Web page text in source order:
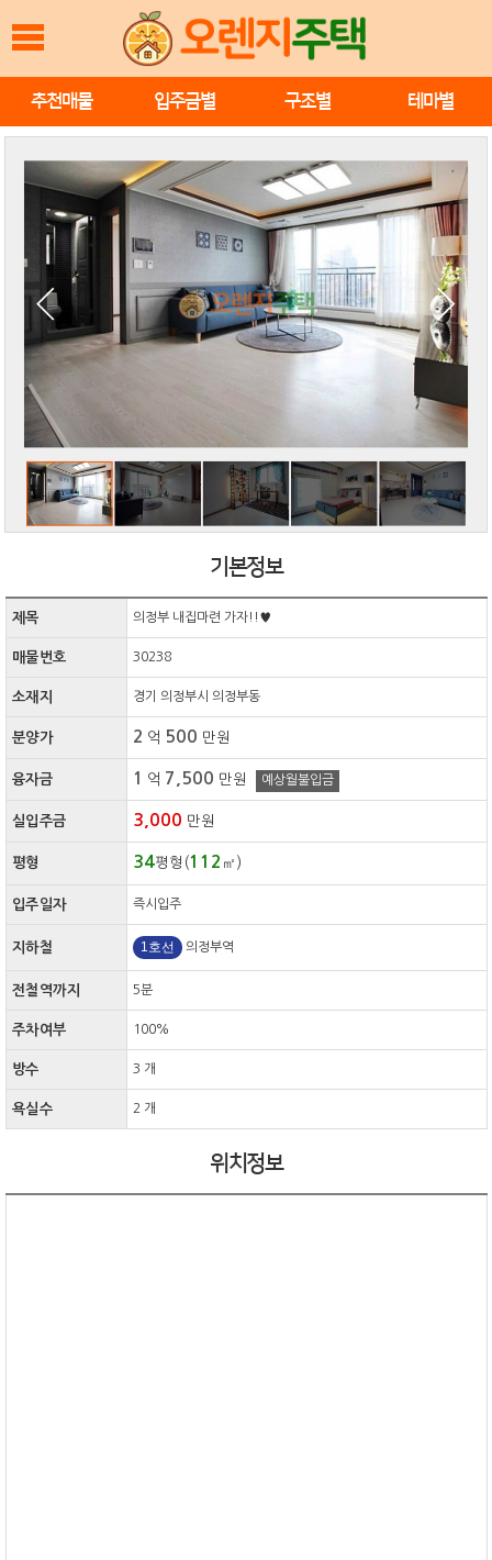
추천매물 입주금별 구조별 테마별
기본정보
제목 의정부 내집마련 가자!!♥
매물번호 30238
소재지 경기 의정부시 의정부동
분양가 2 억 500 만원
융자금 1 억 7,500 만원 예상월불입금
실입주금 3,000 만원
평형 34평형(112 ㎡)
입주일자 즉시입주
지하철 1호선 의정부역
전철역까지 5분
주차여부 100%
방수 3 개
욕실수 2 개
위치정보